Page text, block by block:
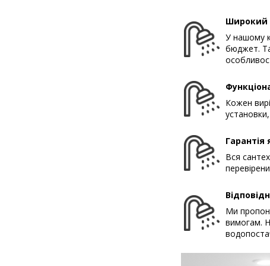
Широкий
У нашому
бюджет.
Кожен
Гарантія
Вся
Ми
вимогам.